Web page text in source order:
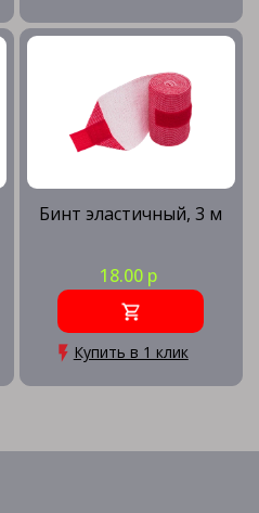
Бинт эластичный, 3 м
18.00 р
Купить в 1 клик